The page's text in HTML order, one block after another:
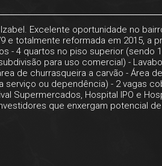
Excelente oportunidade no
e totalmente reformada em 2015,
- 4 quartos no piso superior
para uso comercial) -
de churrasqueira a carvão - Área
serviço ou dependência) - 2 vagas
Supermercados, Hospital IPO e
que enxergam potencial